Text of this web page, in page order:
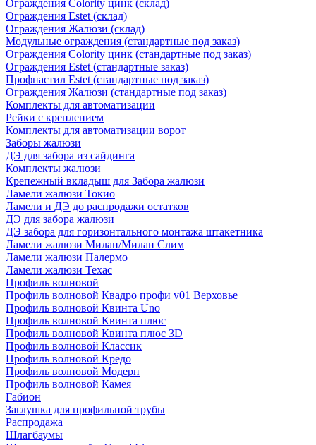
Ограждения Colority цинк (склад)
Ограждения Estet (склад)
Ограждения Жалюзи (склад)
Модульные ограждения (стандартные под заказ)
Ограждения Colority цинк (стандартные под заказ)
Ограждения Estet (стандартные заказ)
Профнастил Estet (стандартные под заказ)
Ограждения Жалюзи (стандартные под заказ)
Комплекты для автоматизации
Рейки с креплением
Комплекты для автоматизации ворот
Заборы жалюзи
ДЭ для забора из сайдинга
Комплекты жалюзи
Крепежный вкладыш для Забора жалюзи
Ламели жалюзи Токио
Ламели и ДЭ до распродажи остатков
ДЭ для забора жалюзи
ДЭ забора для горизонтального монтажа штакетника
Ламели жалюзи Милан/Милан Слим
Ламели жалюзи Палермо
Ламели жалюзи Техас
Профиль волновой
Профиль волновой Квадро профи v01 Верховье
Профиль волновой Квинта Uno
Профиль волновой Квинта плюс
Профиль волновой Квинта плюс 3D
Профиль волновой Классик
Профиль волновой Кредо
Профиль волновой Модерн
Профиль волновой Камея
Габион
Заглушка для профильной трубы
Распродажа
Шлагбаумы